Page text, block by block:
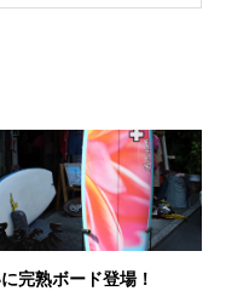
愛猫との日常などもご紹
！ どうぞよろしくお願い
務：店舗運営・WEBサイ
ーション◆東京都出身：
1983年4月29日
完熟ボード登場！